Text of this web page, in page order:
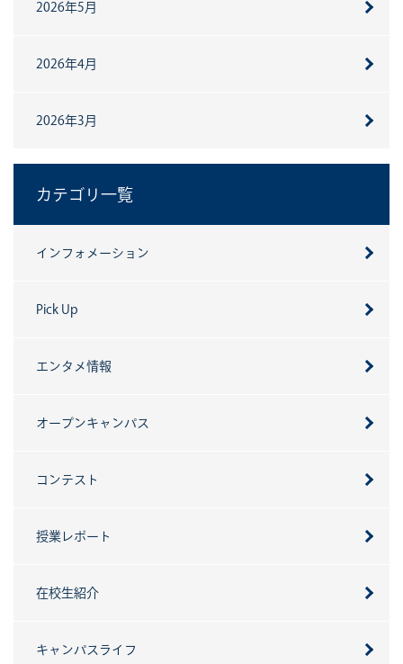
2026年5月
2026年4月
2026年3月
カテゴリ一覧
インフォメーション
Pick Up
エンタメ情報
オープンキャンパス
コンテスト
授業レポート
在校生紹介
キャンパスライフ